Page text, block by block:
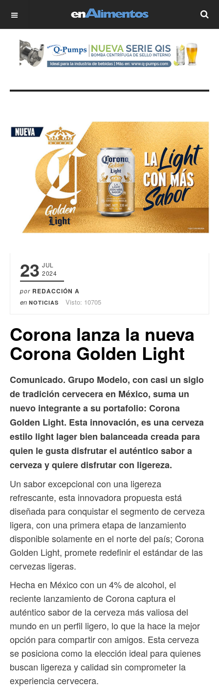
OFF CANVAS
23 JUL
2024
por REDACCIÓN A
en NOTICIAS Visto: 10705
Corona lanza la nueva
Corona Golden Light
Comunicado. Grupo Modelo, con casi un siglo
de tradición cervecera en México, suma un
nuevo integrante a su portafolio: Corona
Golden Light. Esta innovación, es una cerveza
estilo light lager bien balanceada creada para
quien le gusta disfrutar el auténtico sabor a
cerveza y quiere disfrutar con ligereza.
Un sabor excepcional con una ligereza
refrescante, esta innovadora propuesta está
diseñada para conquistar el segmento de cerveza
ligera, con una primera etapa de lanzamiento
disponible solamente en el norte del país; Corona
Golden Light, promete redefinir el estándar de las
cervezas ligeras.
Hecha en México con un 4% de alcohol, el
reciente lanzamiento de Corona captura el
auténtico sabor de la cerveza más valiosa del
mundo en un perfil ligero, lo que la hace la mejor
opción para compartir con amigos. Esta cerveza
se posiciona como la elección ideal para quienes
buscan ligereza y calidad sin comprometer la
experiencia cervecera.